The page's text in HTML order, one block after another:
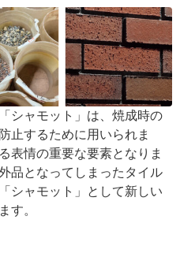
シャモット」は、焼成時の
止するために用いられま
表情の重要な要素となりま
品となってしまったタイル
シャモット」として新しい
す。